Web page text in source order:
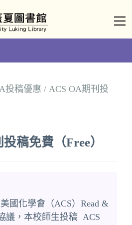
投稿優惠 / ACS OA期刊投
稿免費（Free）
國化學會（ACS）Read &
議，本校師生投稿 ACS